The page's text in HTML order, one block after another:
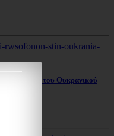
επέμβαση του Ουκρανικού